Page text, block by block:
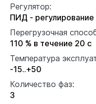
Регулятор:
ПИД - регулирование
Перегрузочная
110 % в течение 20 с
Температура
-15..+50
Количество фаз:
3